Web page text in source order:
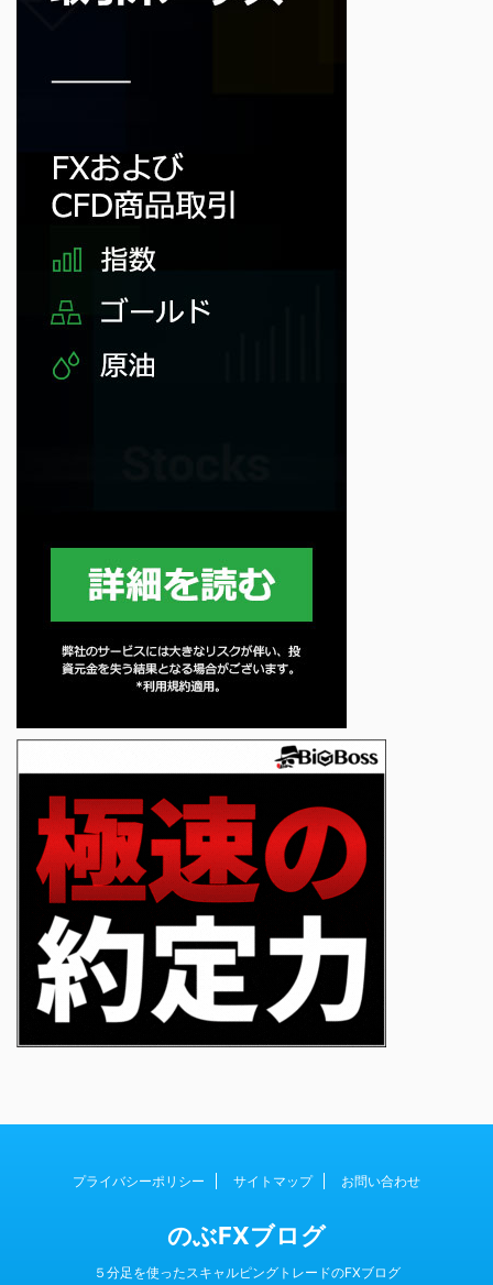
プライバシーポリシー サイトマップ お問い合わせ
のぶFXブログ
５分足を使ったスキャルピングトレードのFXブログ